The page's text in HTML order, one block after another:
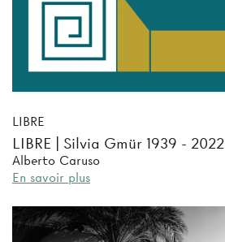
LIBRE
LIBRE | Silvia Gmür 1939 - 2022
Alberto Caruso
En savoir plus